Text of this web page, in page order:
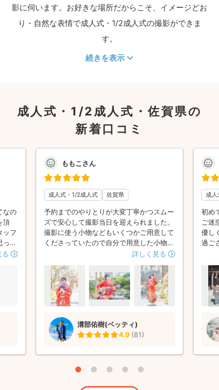
影に伺います。お好きな場所だからこそ、イメージどお
り・自然な表情で成人式・1/2成人式の撮影ができま
す。
続きを表示
成人式・1/2成人式・佐賀県の
新着口コミ
なの
頂
ッフ
って
出来
ももこさん
成人式・1/2成人式 佐賀県
予約までのやりとりが大変丁寧かつスムー
ズで安心して撮影当日を迎えられました。
撮影に使う小物などもいくつかご用意して
くださっていたので自分で用意した小物と
合わせて色んなパターンの撮影が出来まし
ーモアのある方でしたので仕上がり写真の
笑顔はとてもナチュラルで素敵でした。
納品された写真はどれもその一瞬をただ切
り取っただけではない、一つの作品といっ
きる物でした。
詳しく見る
溝部佑樹(ベッティ)
4.9 (81)
成
初め
ご迷
優し
過ご